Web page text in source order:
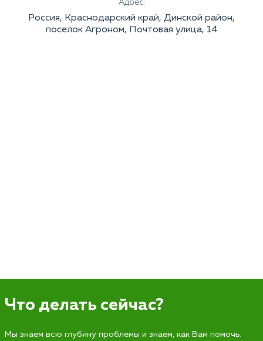
Адрес:
Россия, Краснодарский край, Динской район,
поселок Агроном, Почтовая улица, 14
Что делать сейчас?
Мы знаем всю глубину проблемы и знаем, как Вам помочь.